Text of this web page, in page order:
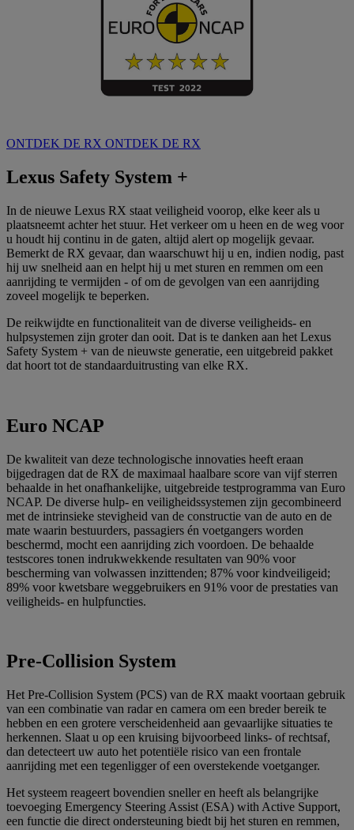
ONTDEK DE RX ONTDEK DE RX
Lexus Safety System +
In de nieuwe Lexus RX staat veiligheid voorop, elke keer als u
plaatsneemt achter het stuur. Het verkeer om u heen en de weg voor
u houdt hij continu in de gaten, altijd alert op mogelijk gevaar.
Bemerkt de RX gevaar, dan waarschuwt hij u en, indien nodig, past
hij uw snelheid aan en helpt hij u met sturen en remmen om een
aanrijding te vermijden - of om de gevolgen van een aanrijding
zoveel mogelijk te beperken.
De reikwijdte en functionaliteit van de diverse veiligheids- en
hulpsystemen zijn groter dan ooit. Dat is te danken aan het Lexus
Safety System + van de nieuwste generatie, een uitgebreid pakket
dat hoort tot de standaarduitrusting van elke RX.
Euro NCAP
De kwaliteit van deze technologische innovaties heeft eraan
bijgedragen dat de RX de maximaal haalbare score van vijf sterren
behaalde in het onafhankelijke, uitgebreide testprogramma van Euro
NCAP. De diverse hulp- en veiligheidssystemen zijn gecombineerd
met de intrinsieke stevigheid van de constructie van de auto en de
mate waarin bestuurders, passagiers én voetgangers worden
beschermd, mocht een aanrijding zich voordoen. De behaalde
testscores tonen indrukwekkende resultaten van 90% voor
bescherming van volwassen inzittenden; 87% voor kindveiligeid;
89% voor kwetsbare weggebruikers en 91% voor de prestaties van
veiligheids- en hulpfuncties.
Pre-Collision System
Het Pre-Collision System (PCS) van de RX maakt voortaan gebruik
van een combinatie van radar en camera om een breder bereik te
hebben en een grotere verscheidenheid aan gevaarlijke situaties te
herkennen. Slaat u op een kruising bijvoorbeed links- of rechtsaf,
dan detecteert uw auto het potentiële risico van een frontale
aanrijding met een tegenligger of een overstekende voetganger.
Het systeem reageert bovendien sneller en heeft als belangrijke
toevoeging Emergency Steering Assist (ESA) with Active Support,
een functie die direct ondersteuning biedt bij het sturen en remmen,